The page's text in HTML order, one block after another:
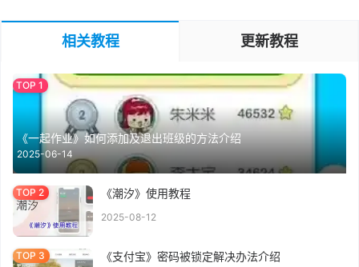
相关教程 更新教程
《一起作业》如何添加及退出班级的方法介绍
2025-06-14
《潮汐》使用教程
2025-08-12
《支付宝》密码被锁定解决办法介绍